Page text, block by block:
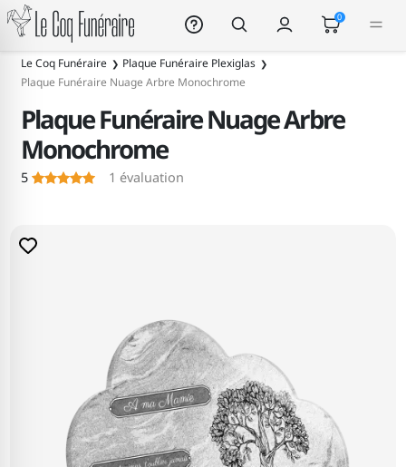
Le Coq Funéraire 0
Le Coq Funéraire
Plaque Funéraire Plexiglas
Plaque Funéraire Nuage Arbre Monochrome
Plaque Funéraire Nuage Arbre
Monochrome
5 1 évaluation